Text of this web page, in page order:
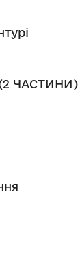
(2 ЧАСТИНИ)